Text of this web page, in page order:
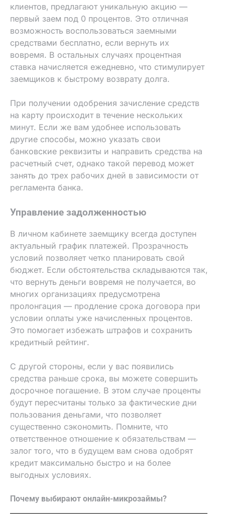
клиентов‚ предлагают уникальную акцию —
первый заем под 0 процентов. Это отличная
возможность воспользоваться заемными
средствами бесплатно‚ если вернуть их
вовремя. В остальных случаях процентная
ставка начисляется ежедневно‚ что стимулирует
заемщиков к быстрому возврату долга.
При получении одобрения зачисление средств
на карту происходит в течение нескольких
минут. Если же вам удобнее использовать
другие способы‚ можно указать свои
банковские реквизиты и направить средства на
расчетный счет‚ однако такой перевод может
занять до трех рабочих дней в зависимости от
регламента банка.
Управление задолженностью
В личном кабинете заемщику всегда доступен
актуальный график платежей. Прозрачность
условий позволяет четко планировать свой
бюджет. Если обстоятельства складываются так‚
что вернуть деньги вовремя не получается‚ во
многих организациях предусмотрена
пролонгация — продление срока договора при
условии оплаты уже начисленных процентов.
Это помогает избежать штрафов и сохранить
кредитный рейтинг.
С другой стороны‚ если у вас появились
средства раньше срока‚ вы можете совершить
досрочное погашение. В этом случае проценты
будут пересчитаны только за фактические дни
пользования деньгами‚ что позволяет
существенно сэкономить. Помните‚ что
ответственное отношение к обязательствам —
залог того‚ что в будущем вам снова одобрят
кредит максимально быстро и на более
выгодных условиях.
Почему выбирают онлайн-микрозаймы?